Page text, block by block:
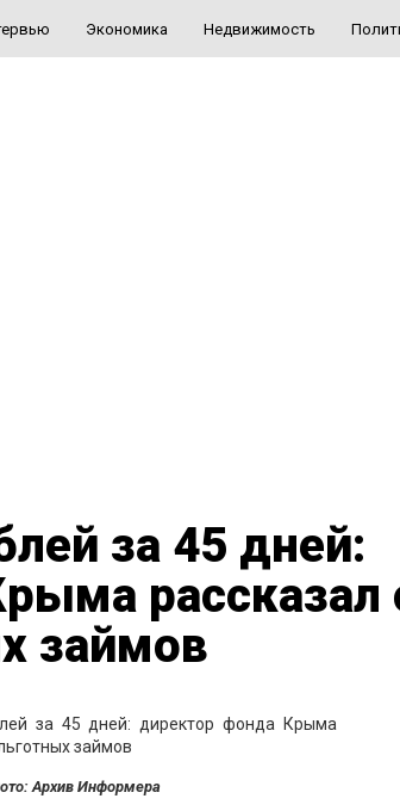
Экономика Недвижимость
за 45 дней:
рассказал
займов
Архив Информера